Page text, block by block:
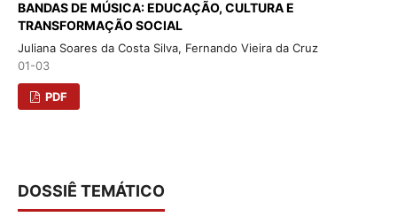
BANDAS DE MÚSICA: EDUCAÇÃO, CULTURA E
TRANSFORMAÇÃO SOCIAL
Juliana Soares da Costa Silva, Fernando Vieira da Cruz
01-03
PDF
DOSSIÊ TEMÁTICO